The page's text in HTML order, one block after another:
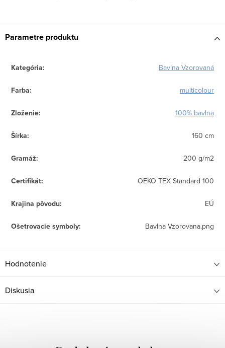
Parametre produktu
Kategória: Bavlna Vzorovaná
Farba: multicolour
Zloženie: 100% bavlna
Šírka: 160 cm
Gramáž: 200 g/m2
Certifikát: OEKO TEX Standard 100
Krajina pôvodu: EÚ
Ošetrovacie symboly: Bavlna Vzorovana.png
Hodnotenie
Diskusia